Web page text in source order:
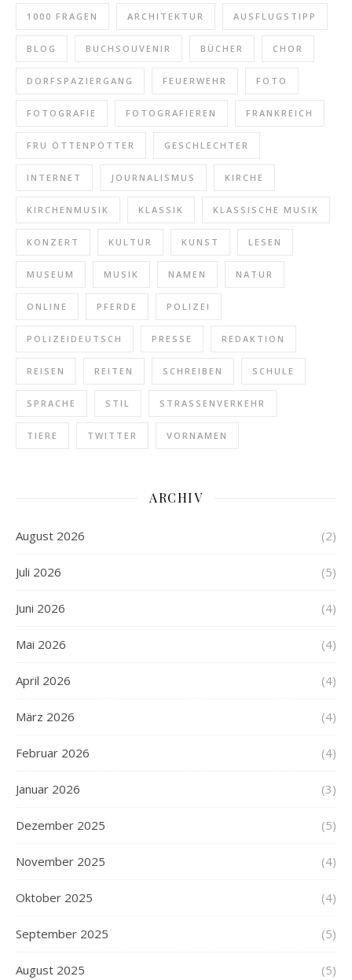
1000 FRAGEN ARCHITEKTUR AUSFLUGSTIPP
BLOG BUCHSOUVENIR BÜCHER CHOR
DORFSPAZIERGANG FEUERWEHR FOTO
FOTOGRAFIE FOTOGRAFIEREN FRANKREICH
FRU ÖTTENPÖTTER GESCHLECHTER
INTERNET JOURNALISMUS KIRCHE
KIRCHENMUSIK KLASSIK KLASSISCHE MUSIK
KONZERT KULTUR KUNST LESEN
MUSEUM MUSIK NAMEN NATUR
ONLINE PFERDE POLIZEI
POLIZEIDEUTSCH PRESSE REDAKTION
REISEN REITEN SCHREIBEN SCHULE
SPRACHE STIL STRASSENVERKEHR
TIERE TWITTER VORNAMEN
ARCHIV
August 2026 (2)
Juli 2026 (5)
Juni 2026 (4)
Mai 2026 (4)
April 2026 (4)
März 2026 (4)
Februar 2026 (4)
Januar 2026 (3)
Dezember 2025 (5)
November 2025 (4)
Oktober 2025 (4)
September 2025 (5)
August 2025 (5)